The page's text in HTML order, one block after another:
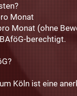
Monat
Monat (ohne
berechtigt.​
Köln ist eine